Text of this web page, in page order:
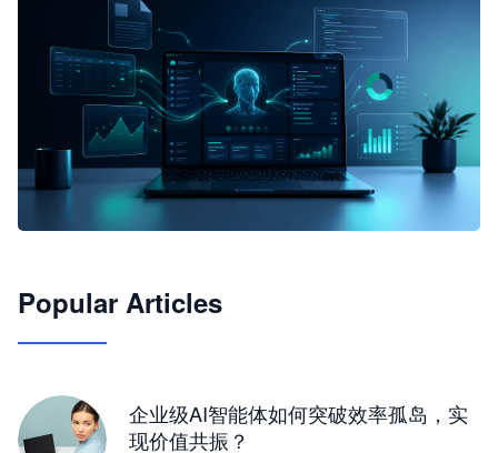
JimoClaw 桌面 AI Agent 工作台
Popular Articles
企业级AI智能体如何突破效率孤岛，实
现价值共振？